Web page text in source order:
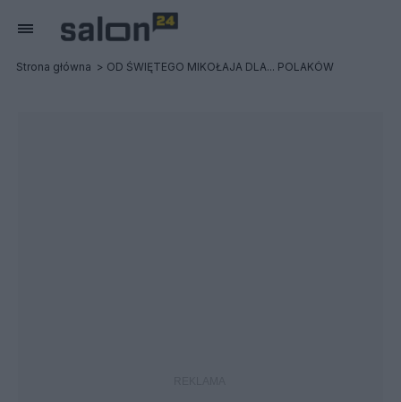
Strona główna OD ŚWIĘTEGO MIKOŁAJA DLA... POLAKÓW